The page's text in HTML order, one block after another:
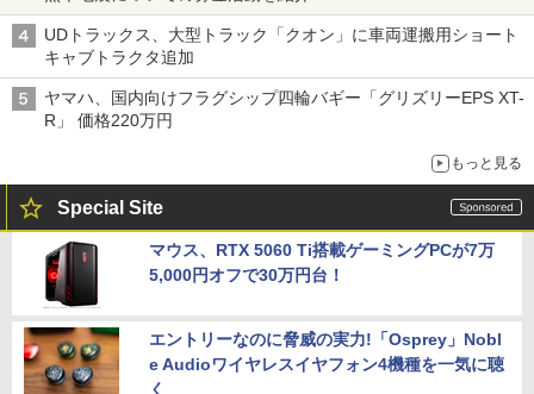
UDトラックス、大型トラック「クオン」に車両運搬用ショート
キャブトラクタ追加
ヤマハ、国内向けフラグシップ四輪バギー「グリズリーEPS XT-
R」 価格220万円
もっと見る
Special Site
マウス、RTX 5060 Ti搭載ゲーミングPCが7万
5,000円オフで30万円台！
エントリーなのに脅威の実力!「Osprey」Nobl
e Audioワイヤレスイヤフォン4機種を一気に聴
く